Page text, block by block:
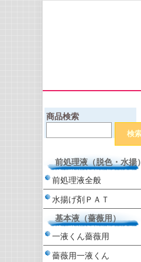
商品検索
前処理液（脱色・水揚）
前処理液全般
水揚げ剤ＰＡＴ
基本液（薔薇用）
一液くん薔薇用
薔薇用一液くん